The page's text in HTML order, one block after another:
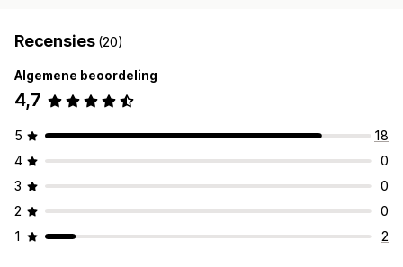
Recensies (20)
Algemene beoordeling
4,7
5
18
4
0
3
0
2
0
1
2